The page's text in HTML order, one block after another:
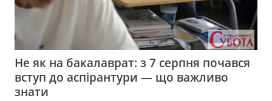
Не як на бакалаврат: з 7 серпня почався
вступ до аспірантури — що важливо
знати